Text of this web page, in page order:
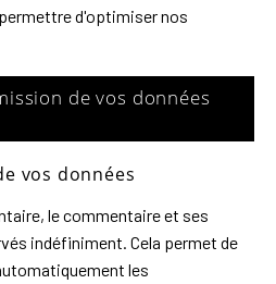
d'optimiser nos
de vos données
vos données
le commentaire et ses
indéfiniment. Cela permet de
les